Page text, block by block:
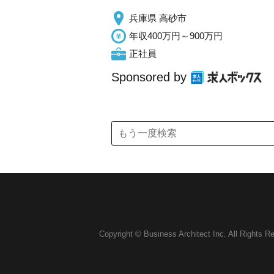
兵庫県 高砂市
年収400万円～900万円
正社員
Sponsored by
Copyright © Business Architect Inc. All Rights